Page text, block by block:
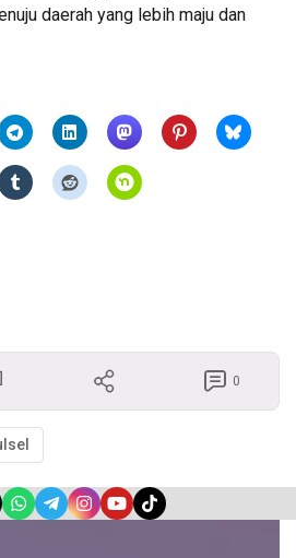
daerah yang lebih maju dan
0